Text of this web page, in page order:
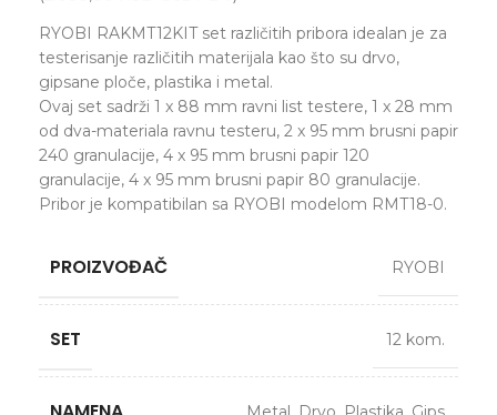
RYOBI RAKMT12KIT set različitih pribora idealan je za
testerisanje različitih materijala kao što su drvo,
gipsane ploče, plastika i metal.
Ovaj set sadrži 1 x 88 mm ravni list testere, 1 x 28 mm
od dva-materiala ravnu testeru, 2 x 95 mm brusni papir
240 granulacije, 4 x 95 mm brusni papir 120
granulacije, 4 x 95 mm brusni papir 80 granulacije.
Pribor je kompatibilan sa RYOBI modelom RMT18-0.
PROIZVOĐAČ RYOBI
SET 12 kom.